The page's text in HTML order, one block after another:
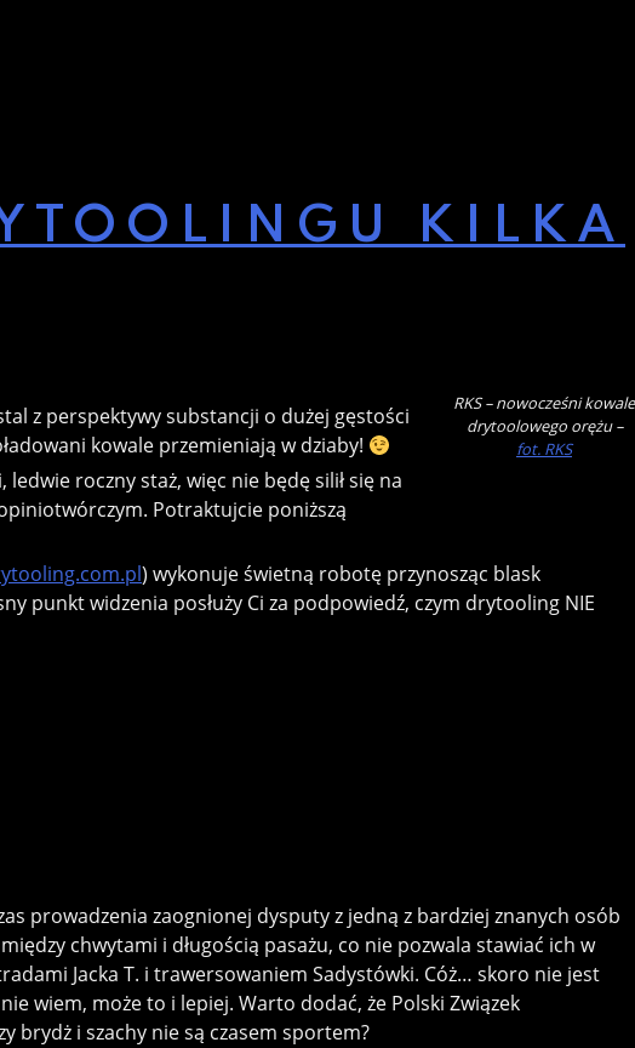
KILKA
RKS – nowocześni kowale
drytoolowego orężu –
fot. RKS
z perspektywy substancji o dużej gęstości
kowale przemieniają w dziaby!
roczny staż, więc nie będę silił się na
Potraktujcie poniższą
) wykonuje świetną robotę przynosząc blask
punkt widzenia posłuży Ci za podpowiedź, czym drytooling NIE
prowadzenia zaognionej dysputy z jedną z bardziej znanych osób
chwytami i długością pasażu, co nie pozwala stawiać ich w
Jacka T. i trawersowaniem Sadystówki. Cóż… skoro nie jest
wiem, może to i lepiej. Warto dodać, że Polski Związek
brydż i szachy nie są czasem sportem?